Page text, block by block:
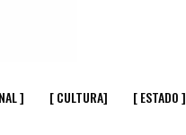
] [ CULTURA] [ ESTADO ]